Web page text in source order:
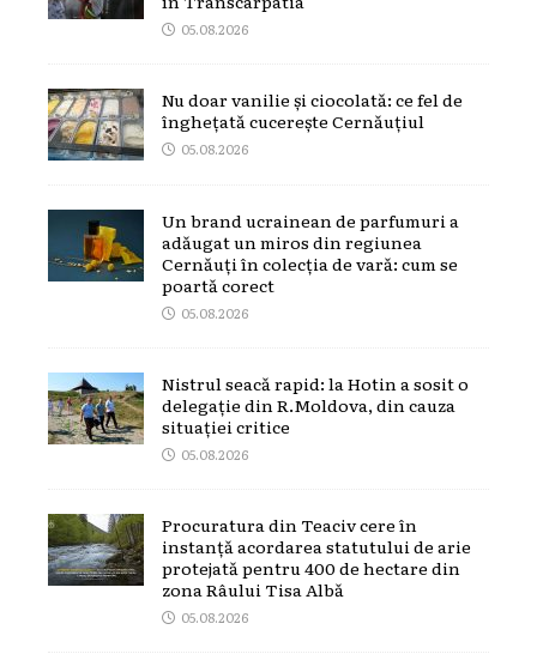
05.08.2026
Nu doar vanilie și ciocolată: ce fel de
înghețată cucerește Cernăuțiul
05.08.2026
Un brand ucrainean de parfumuri a
adăugat un miros din regiunea
Cernăuți în colecția de vară: cum se
poartă corect
05.08.2026
Nistrul seacă rapid: la Hotin a sosit o
delegație din R.Moldova, din cauza
situației critice
05.08.2026
Procuratura din Teaciv cere în
instanță acordarea statutului de arie
protejată pentru 400 de hectare din
zona Râului Tisa Albă
05.08.2026